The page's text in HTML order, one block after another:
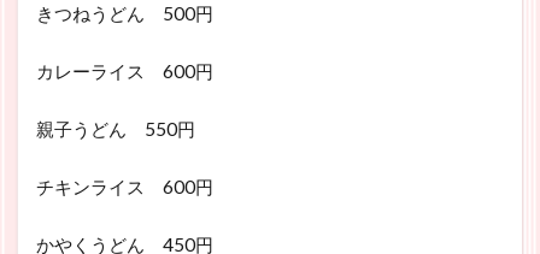
きつねうどん 500円
カレーライス 600円
親子うどん 550円
チキンライス 600円
かやくうどん 450円